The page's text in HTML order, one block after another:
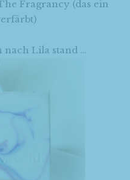
Fragrancy (das ein
Lila stand …